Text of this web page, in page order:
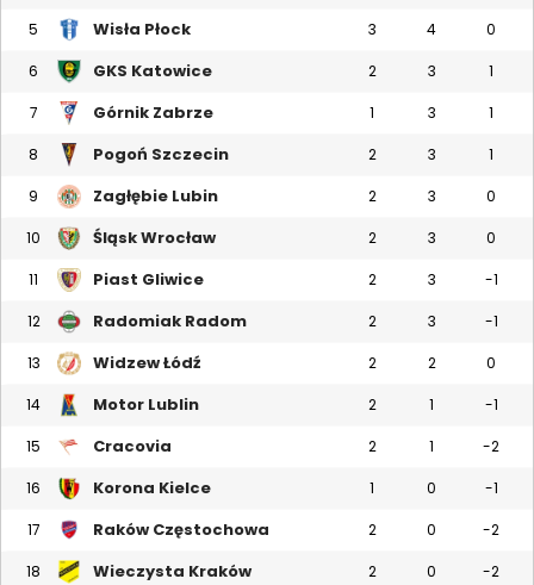
5 Wisła Płock 3 4 0
6 GKS Katowice 2 3 1
7 Górnik Zabrze 1 3 1
8 Pogoń Szczecin 2 3 1
9 Zagłębie Lubin 2 3 0
10 Śląsk Wrocław 2 3 0
11 Piast Gliwice 2 3 -1
12 Radomiak Radom 2 3 -1
13 Widzew Łódź 2 2 0
14 Motor Lublin 2 1 -1
15 Cracovia 2 1 -2
16 Korona Kielce 1 0 -1
17 Raków Częstochowa 2 0 -2
18 Wieczysta Kraków 2 0 -2